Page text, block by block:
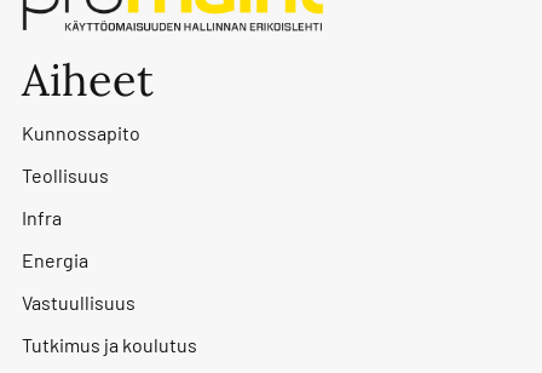
Aiheet
Kunnossapito
Teollisuus
Infra
Energia
Vastuullisuus
Tutkimus ja koulutus